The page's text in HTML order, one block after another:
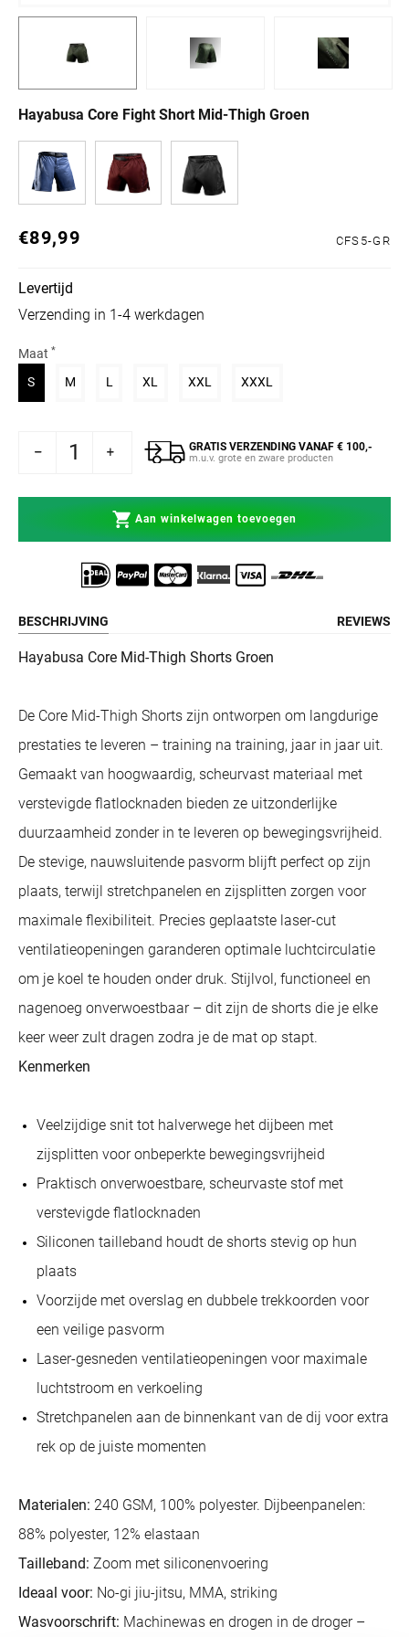
Hayabusa Core Fight Short Mid-Thigh Groen
Normale prijs
€89,99 CFS5-GR
Levertijd
Verzending in 1-4 werkdagen
Maat *
SVariant uitverkocht of niet beschikbaar
MVariant uitverkocht of niet beschikbaar
L Variant uitverkocht of niet beschikbaar
XL Variant uitverkocht of niet beschikbaar
XXL Variant uitverkocht of niet
XXXL
Core Fight Short Mid-Thigh Groen
Hayabusa Core Fight Short Mid-Thigh Groen
GRATIS VERZENDING VANAF € 100,-
m.u.v. grote en zware producten
Aan winkelwagen toevoegen
BESCHRIJVING REVIEWS
Hayabusa Core Mid-Thigh Shorts Groen
De Core Mid-Thigh Shorts zijn ontworpen om langdurige
prestaties te leveren – training na training, jaar in jaar uit.
Gemaakt van hoogwaardig, scheurvast materiaal met
verstevigde flatlocknaden bieden ze uitzonderlijke
duurzaamheid zonder in te leveren op bewegingsvrijheid.
De stevige, nauwsluitende pasvorm blijft perfect op zijn
plaats, terwijl stretchpanelen en zijsplitten zorgen voor
maximale flexibiliteit. Precies geplaatste laser-cut
ventilatieopeningen garanderen optimale luchtcirculatie
om je koel te houden onder druk. Stijlvol, functioneel en
nagenoeg onverwoestbaar – dit zijn de shorts die je elke
keer weer zult dragen zodra je de mat op stapt.
Kenmerken
Veelzijdige snit tot halverwege het dijbeen met
zijsplitten voor onbeperkte bewegingsvrijheid
Praktisch onverwoestbare, scheurvaste stof met
verstevigde flatlocknaden
Siliconen tailleband houdt de shorts stevig op hun
plaats
Voorzijde met overslag en dubbele trekkoorden voor
een veilige pasvorm
Laser-gesneden ventilatieopeningen voor maximale
luchtstroom en verkoeling
Stretchpanelen aan de binnenkant van de dij voor extra
rek op de juiste momenten
Materialen: 240 GSM, 100% polyester. Dijbeenpanelen:
88% polyester, 12% elastaan
Tailleband: Zoom met siliconenvoering
Ideaal voor: No-gi jiu-jitsu, MMA, striking
Wasvoorschrift: Machinewas en drogen in de droger –